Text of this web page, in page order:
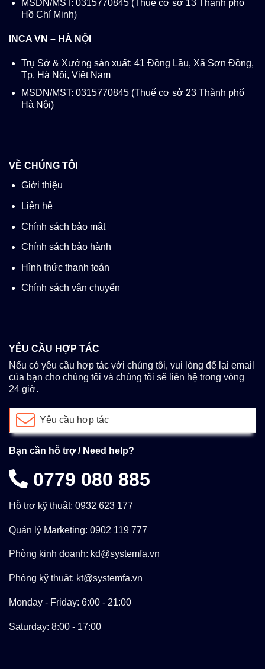
MSDN/MST: 0315770845 (Thuế cơ sở 13 Thành phố
Hồ Chí Minh)
INCA VN – HÀ NỘI
Trụ Sở & Xưởng sản xuất: 41 Đồng Lầu, Xã Sơn Đồng,
Tp. Hà Nội, Việt Nam
MSDN/MST: 0315770845 (Thuế cơ sở 23 Thành phố
Hà Nội)
VỀ CHÚNG TÔI
Giới thiệu
Liên hệ
Chính sách bảo mật
Chính sách bảo hành
Hình thức thanh toán
Chính sách vận chuyển
YÊU CẦU HỢP TÁC
Nếu có yêu cầu hợp tác với chúng tôi, vui lòng để lại email
của bạn cho chúng tôi và chúng tôi sẽ liên hệ trong vòng
24 giờ.
Yêu cầu hợp tác
Bạn cần hỗ trợ / Need help?
0779 080 885
Hỗ trợ kỹ thuật: 0932 623 177
Quản lý Marketing: 0902 119 777
Phòng kinh doanh: kd@systemfa.vn
Phòng kỹ thuật: kt@systemfa.vn
Monday - Friday: 6:00 - 21:00
Saturday: 8:00 - 17:00